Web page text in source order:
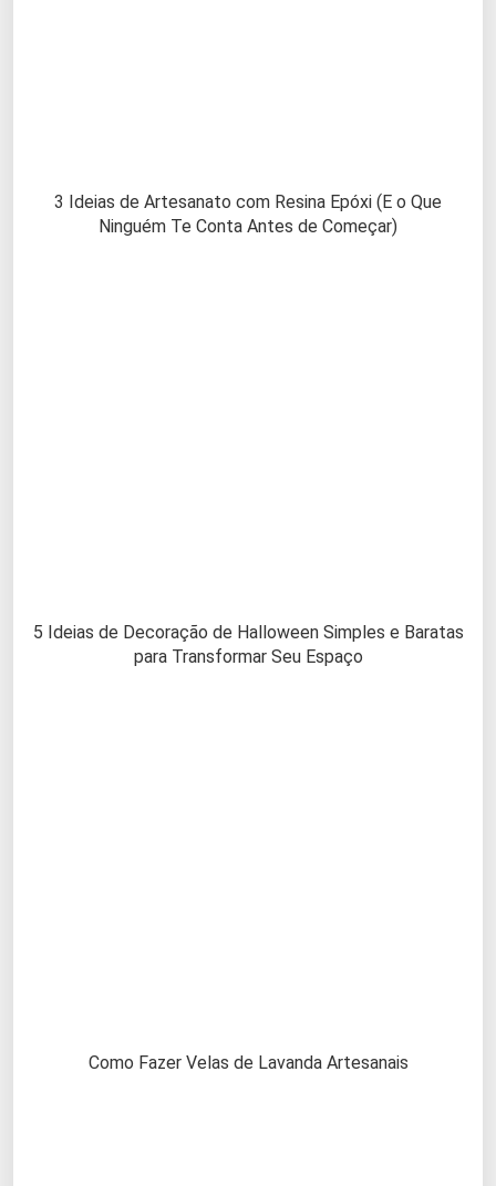
3 Ideias de Artesanato com Resina Epóxi (E o Que
Ninguém Te Conta Antes de Começar)
5 Ideias de Decoração de Halloween Simples e Baratas
para Transformar Seu Espaço
Como Fazer Velas de Lavanda Artesanais